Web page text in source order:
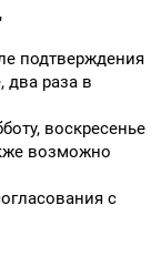
подтверждения
два раза в
воскресенье
возможно
с